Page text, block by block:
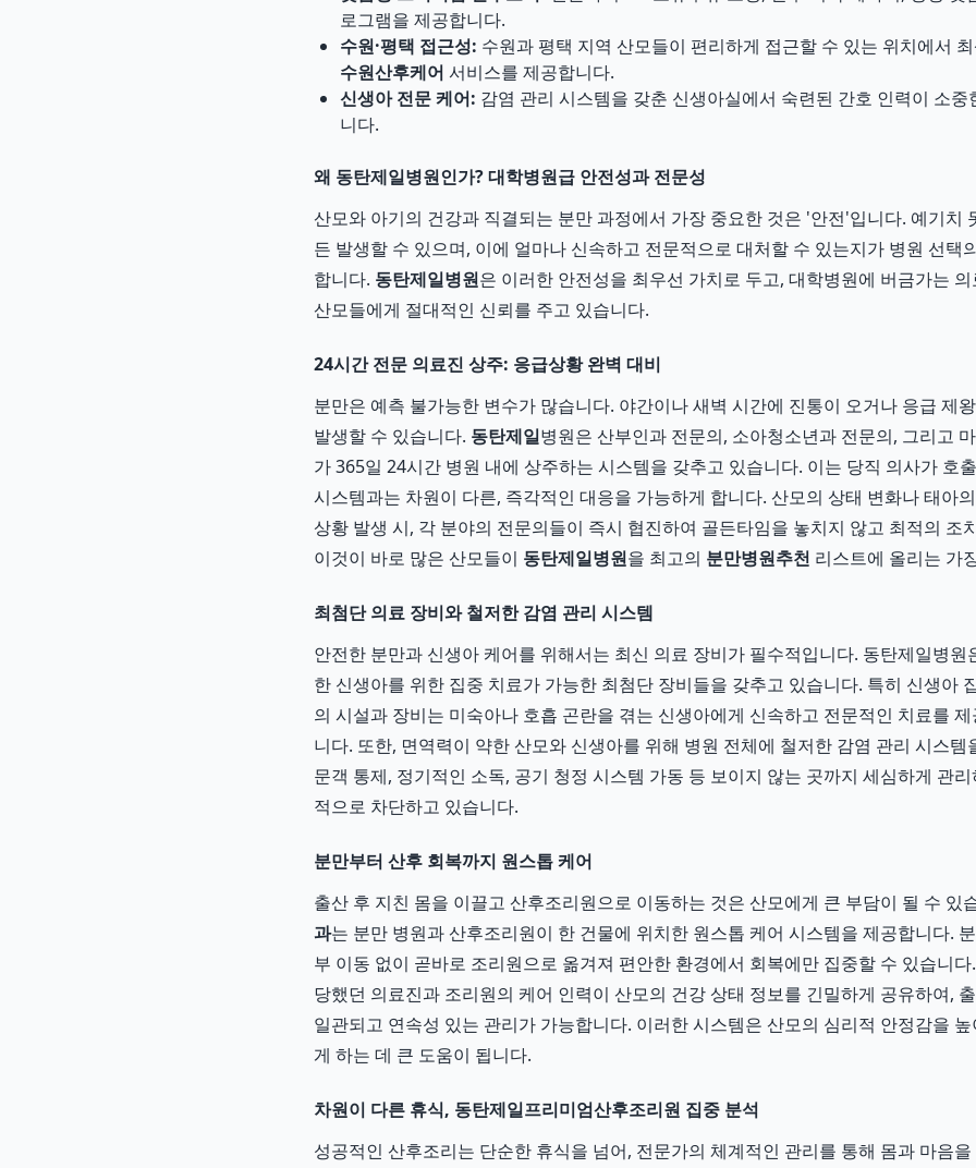
로그램을 제공합니다.
수원·평택 접근성: 수원과 평택 지역 산모들이 편리하게 접근할 수 있는 위치에서
수원산후케어 서비스를 제공합니다.
신생아 전문 케어: 감염 관리 시스템을 갖춘 신생아실에서 숙련된 간호 인력이 소
니다.
왜 동탄제일병원인가? 대학병원급 안전성과 전문성
산모와 아기의 건강과 직결되는 분만 과정에서 가장 중요한 것은 '안전'입니다. 예기치
든 발생할 수 있으며, 이에 얼마나 신속하고 전문적으로 대처할 수 있는지가 병원 선택
합니다. 동탄제일병원은 이러한 안전성을 최우선 가치로 두고, 대학병원에 버금가는
산모들에게 절대적인 신뢰를 주고 있습니다.
24시간 전문 의료진 상주: 응급상황 완벽 대비
분만은 예측 불가능한 변수가 많습니다. 야간이나 새벽 시간에 진통이 오거나 응급 제
발생할 수 있습니다. 동탄제일병원은 산부인과 전문의, 소아청소년과 전문의, 그리고
가 365일 24시간 병원 내에 상주하는 시스템을 갖추고 있습니다. 이는 당직 의사가 호
시스템과는 차원이 다른, 즉각적인 대응을 가능하게 합니다. 산모의 상태 변화나 태아
상황 발생 시, 각 분야의 전문의들이 즉시 협진하여 골든타임을 놓치지 않고 최적의 조
이것이 바로 많은 산모들이 동탄제일병원을 최고의 분만병원추천 리스트에 올리는 가
최첨단 의료 장비와 철저한 감염 관리 시스템
안전한 분만과 신생아 케어를 위해서는 최신 의료 장비가 필수적입니다. 동탄제일병원
한 신생아를 위한 집중 치료가 가능한 최첨단 장비들을 갖추고 있습니다. 특히 신생아
의 시설과 장비는 미숙아나 호흡 곤란을 겪는 신생아에게 신속하고 전문적인 치료를
니다. 또한, 면역력이 약한 산모와 신생아를 위해 병원 전체에 철저한 감염 관리 시스템
문객 통제, 정기적인 소독, 공기 청정 시스템 가동 등 보이지 않는 곳까지 세심하게 관
적으로 차단하고 있습니다.
분만부터 산후 회복까지 원스톱 케어
출산 후 지친 몸을 이끌고 산후조리원으로 이동하는 것은 산모에게 큰 부담이 될 수 있
과는 분만 병원과 산후조리원이 한 건물에 위치한 원스톱 케어 시스템을 제공합니다.
부 이동 없이 곧바로 조리원으로 옮겨져 편안한 환경에서 회복에만 집중할 수 있습니
당했던 의료진과 조리원의 케어 인력이 산모의 건강 상태 정보를 긴밀하게 공유하여,
일관되고 연속성 있는 관리가 가능합니다. 이러한 시스템은 산모의 심리적 안정감을
게 하는 데 큰 도움이 됩니다.
차원이 다른 휴식, 동탄제일프리미엄산후조리원 집중 분석
성공적인 산후조리는 단순한 휴식을 넘어, 전문가의 체계적인 관리를 통해 몸과 마음